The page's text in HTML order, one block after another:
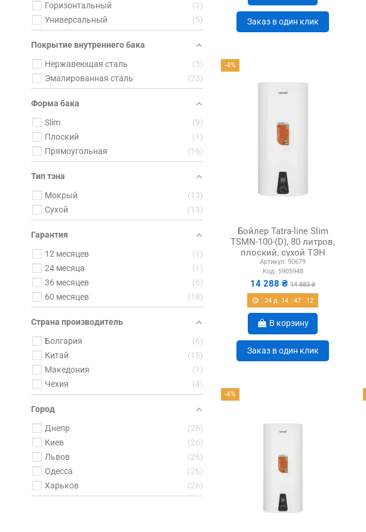
Заказ в один клик
-4%
Бойлер Tatra-line Slim
TSMN-100-(D), 80 литров,
плоский, сухой ТЭН
Артикул: 90679
Код: 5905948
14 288 ₴14 883 ₴
24 д. 14 :47 : 11
В корзину
Заказ в один клик
-4%
Горизонтальный
1
Универсальный
5
Покрытие внутреннего бака
Нержавеющая сталь
3
Эмалированная сталь
23
Форма бака
Slim
9
Плоский
1
Прямоугольная
16
Тип тэна
Мокрый
13
Сухой
13
Гарантия
12 месяцев
1
24 месяца
1
36 месяцев
6
60 месяцев
18
Страна производитель
Болгария
6
Китай
15
Македония
1
Чехия
4
Город
Днепр
26
Киев
26
Львов
26
Одесса
26
Харьков
26